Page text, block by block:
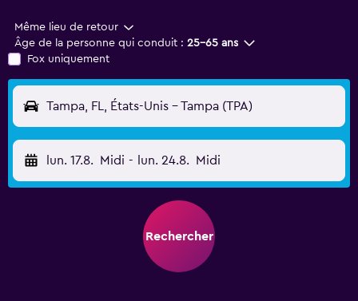
Même lieu de retour
Âge de la personne qui conduit : 25-65 ans
Fox uniquement
Tampa, FL, États-Unis - Tampa (TPA)
lun. 17.8. Midi - lun. 24.8. Midi
Rechercher